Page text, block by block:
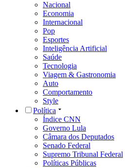
Nacional
Economia
Internacional
Pop
Esportes
Inteligência Artificial
Saúde
Tecnologia
Viagem & Gastronomia
Auto
Comportamento
Style
Política
Índice CNN
Governo Lula
Câmara dos Deputados
Senado Federal
Supremo Tribunal Federal
Políticas Públicas